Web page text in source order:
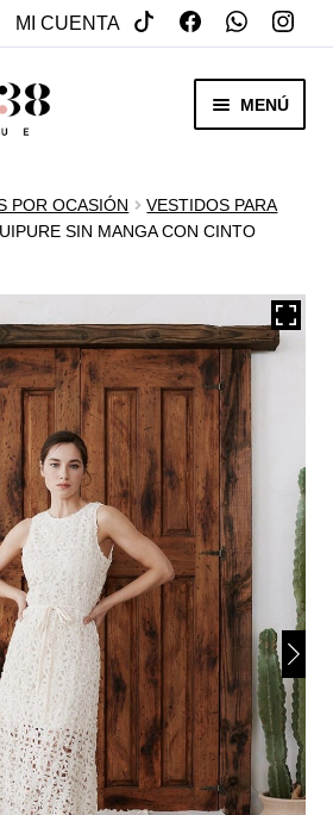
MI CUENTA
MENÚ
HIJO
POR OCASIÓN
VESTIDOS PARA
SIN MANGA CON CINTO